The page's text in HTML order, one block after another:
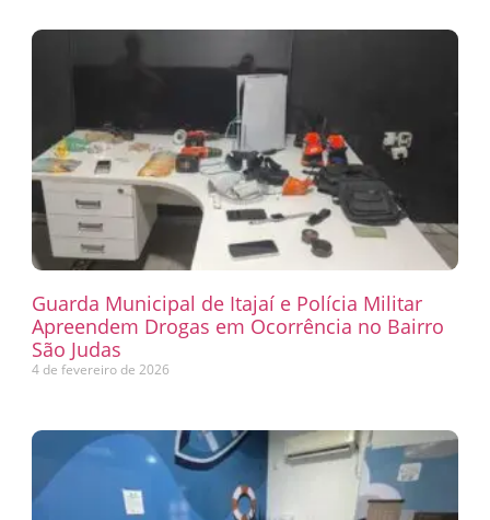
Guarda Municipal de Itajaí e Polícia Militar
Apreendem Drogas em Ocorrência no Bairro
São Judas
4 de fevereiro de 2026